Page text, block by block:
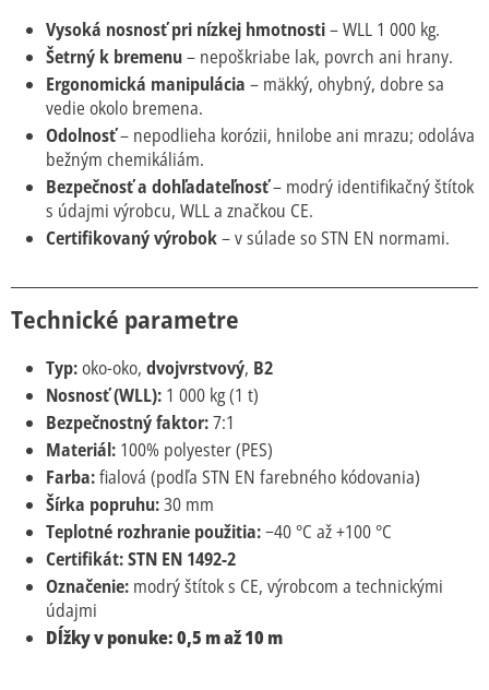
Vysoká nosnosť pri nízkej hmotnosti– WLL 1 000 kg.
Šetrný k bremenu– nepoškriabe lak, povrch ani hrany.
Ergonomická manipulácia – mäkký, ohybný, dobre sa
vedie okolo bremena.
Odolnosť– nepodlieha korózii, hnilobe ani mrazu; odoláva
bežným chemikáliám.
Bezpečnosť a dohľadateľnosť– modrý identifikačný štítok
s údajmi výrobcu, WLL a značkou CE.
Certifikovaný výrobok– v súlade so STN EN normami.
Technické parametre
Typ:oko-oko, dvojvrstvový, B2
Nosnosť (WLL): 1 000 kg (1 t)
Bezpečnostný faktor:7:1
Materiál: 100% polyester (PES)
Farba:fialová (podľa STN EN farebného kódovania)
Šírka popruhu:30 mm
Teplotné rozhranie použitia:−40 °C až +100 °C
Certifikát:STN EN 1492-2
Označenie: modrý štítok s CE, výrobcom a technickými
údajmi
Dĺžky v ponuke: 0,5 m až 10 m